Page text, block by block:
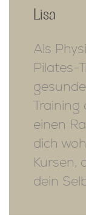
Lisa
Als
Pilates-
Training
einen
dich
Kursen,
dein